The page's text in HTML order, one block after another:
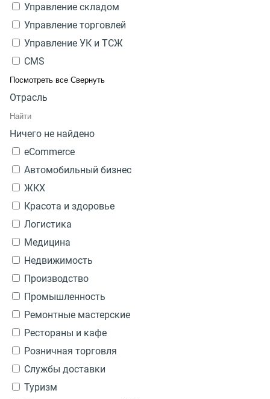
Управление складом
Управление торговлей
Управление УК и ТСЖ
CMS
Посмотреть все Свернуть
Отрасль
Ничего не найдено
eCommerce
Автомобильный бизнес
ЖКХ
Красота и здоровье
Логистика
Медицина
Недвижимость
Производство
Промышленность
Ремонтные мастерские
Рестораны и кафе
Розничная торговля
Службы доставки
Туризм